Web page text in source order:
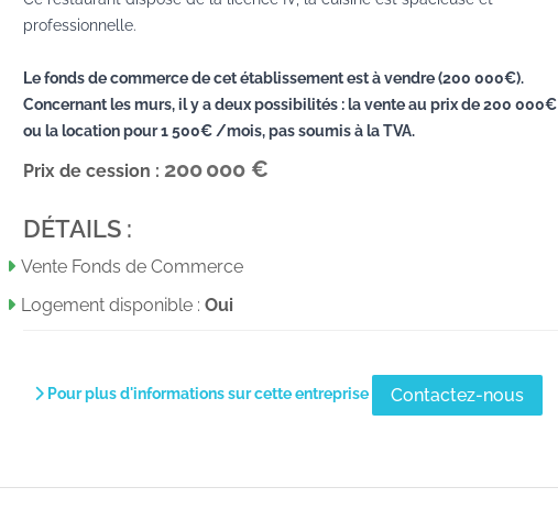
professionnelle.
Le fonds de commerce de cet établissement est à vendre (200 000€).
Concernant les murs, il y a deux possibilités : la vente au prix de 200 000€
ou la location pour 1 500€ /mois, pas soumis à la TVA.
Prix de cession : 200 000 €
DÉTAILS :
Vente Fonds de Commerce
Logement disponible : Oui
Pour plus d'informations sur cette entreprise Contactez-nous